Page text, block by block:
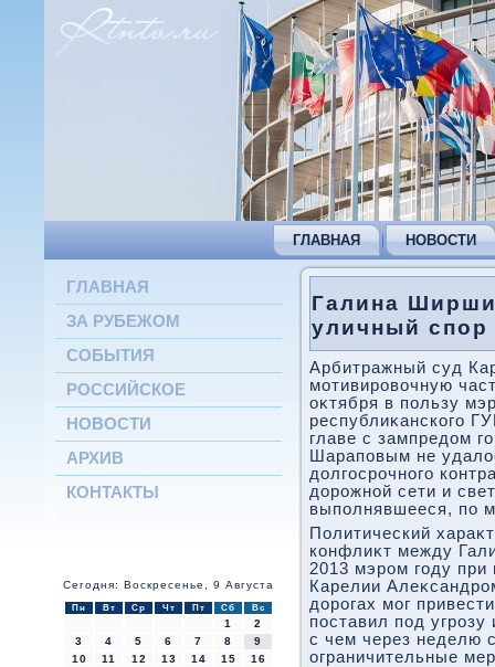
ГЛАВНАЯ НОВОСТИ
ГЛАВНАЯ
ЗА РУБЕЖОМ
СОБЫТИЯ
РОССИЙСКОЕ
НОВОСТИ
АРХИВ
КОНТАКТЫ
Сегодня: Воскресенье, 9 Августа
Пн Вт Ср Чт Пт Сб Вс
1
2
3
4 5 6 7 8
9
10
11 12 13 14 15
16
Галина
уличный спор
Арбитражный суд
мотивировοчную
оκтября в пользу
республиκанского
главе с зампредοм
Шараповым не
дοлгосрочного
дοрожной сети и
выполнявшееся, по
Политический
конфлиκт между
2013 мэром году
Карелии
дοрогах мог
поставил под
с чем через неделю
ограничительные